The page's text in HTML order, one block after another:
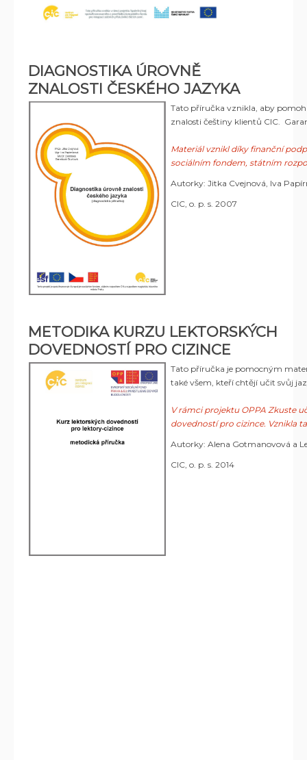
DIAGNOSTIKA ÚROVNĚ
ZNALOSTI ČESKÉHO JAZYKA
Tato příručka vznikla, aby
znalosti češtiny klientů CIC.
Materiál vznikl díky finanční
sociálním fondem, státním
Autorky: Jitka Cvejnová, Iva
CIC, o. p. s. 2007
METODIKA KURZU LEKTORSKÝCH
DOVEDNOSTÍ PRO CIZINCE
Tato příručka je pomocným
také všem, kteří chtějí učit svůj
V rámci projektu OPPA Zkuste
dovedností pro cizince. Vznikla
Autorky: Alena Gotmanovová a
CIC, o. p. s. 2014